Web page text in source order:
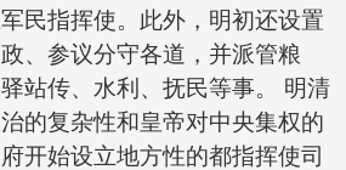
民指挥使。此外，明初还设置
、参议分守各道，并派管粮
站传、水利、抚民等事。 明清
的复杂性和皇帝对中央集权的
开始设立地方性的都指挥使司